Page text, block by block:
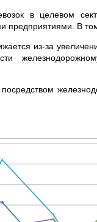
в целевом
В
из-за